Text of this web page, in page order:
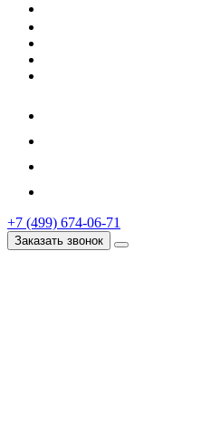
+7 (499) 674-06-71
Заказать звонок